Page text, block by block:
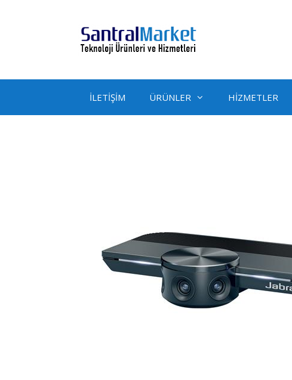
İLETİŞİM ÜRÜNLER HİZMETLER